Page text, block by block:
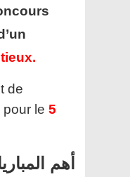
.
de
le 5
أهم